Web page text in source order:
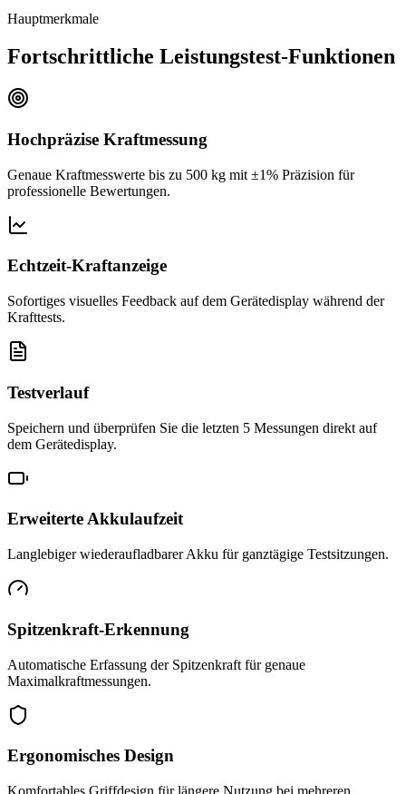
Hauptmerkmale
Fortschrittliche Leistungstest-Funktionen
Hochpräzise Kraftmessung
Genaue Kraftmesswerte bis zu 500 kg mit ±1% Präzision für
professionelle Bewertungen.
Echtzeit-Kraftanzeige
Sofortiges visuelles Feedback auf dem Gerätedisplay während der
Krafttests.
Testverlauf
Speichern und überprüfen Sie die letzten 5 Messungen direkt auf
dem Gerätedisplay.
Erweiterte Akkulaufzeit
Langlebiger wiederaufladbarer Akku für ganztägige Testsitzungen.
Spitzenkraft-Erkennung
Automatische Erfassung der Spitzenkraft für genaue
Maximalkraftmessungen.
Ergonomisches Design
Komfortables Griffdesign für längere Nutzung bei mehreren